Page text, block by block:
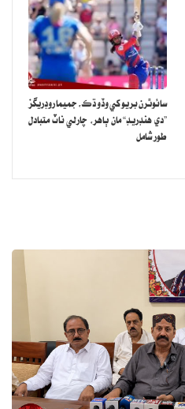
سائوٿرن بريو کي وڏو ڌڪ، جميما روڊريگز
”دي هنڊريڊ“ مان ٻاهر، چارلي ناٽ متبادل
طور شامل